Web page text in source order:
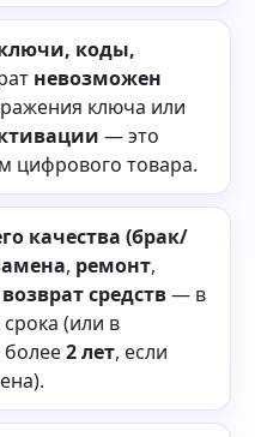
коды,
невозможен
ключа или
— это
цифрового товара.
качества (брак/
, ремонт,
возврат средств— в
(или в
2 лет, если